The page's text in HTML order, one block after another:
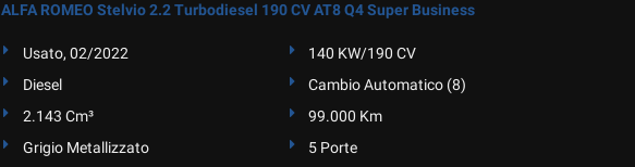
ALFA ROMEO Stelvio 2.2 Turbodiesel 190 CV AT8 Q4 Super Business
Usato, 02/2022
140 KW/190 CV
Diesel
Cambio Automatico (8)
2.143 Cm³
99.000 Km
Grigio Metallizzato
5 Porte